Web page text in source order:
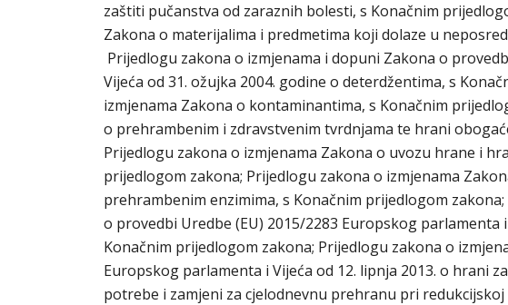
zaštiti pučanstva od zaraznih bolesti, s Konačnim
Zakona o materijalima i predmetima koji dolaze u
Prijedlogu zakona o izmjenama i dopuni Zakona o
Vijeća od 31. ožujka 2004. godine o deterdžentima, s
izmjenama Zakona o kontaminantima, s Konačnim
o prehrambenim i zdravstvenim tvrdnjama te hrani
Prijedlogu zakona o izmjenama Zakona o uvozu hrane i
prijedlogom zakona; Prijedlogu zakona o izmjenama
prehrambenim enzimima, s Konačnim prijedlogom
o provedbi Uredbe (EU) 2015/2283 Europskog parlamenta
Konačnim prijedlogom zakona; Prijedlogu zakona o
Europskog parlamenta i Vijeća od 12. lipnja 2013. o hrani
potrebe i zamjeni za cjelodnevnu prehranu pri